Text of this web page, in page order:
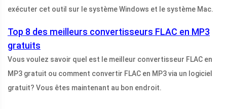
exécuter cet outil sur le système Windows et le système Mac.
Top 8 des meilleurs convertisseurs FLAC en MP3
gratuits
Vous voulez savoir quel est le meilleur convertisseur FLAC en
MP3 gratuit ou comment convertir FLAC en MP3 via un logiciel
gratuit? Vous êtes maintenant au bon endroit.